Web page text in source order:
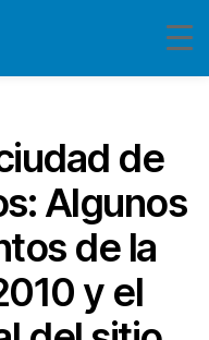
de
Algunos
de la
y el